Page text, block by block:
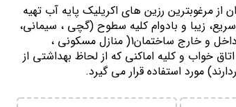
از مرغوبترين رزين هاي اكريليك پايه آب تهيه
زیبا و بادوام کلیه سطوح (گچی ، سیمانی،
آجری، آردواز و چوبی ) داخل و خارج ساختمان1( منازل مسكوني ،
خواب و كليه اماكني كه از لحاظ بهداشتي از
مورد استفاده قرار می گیرد.